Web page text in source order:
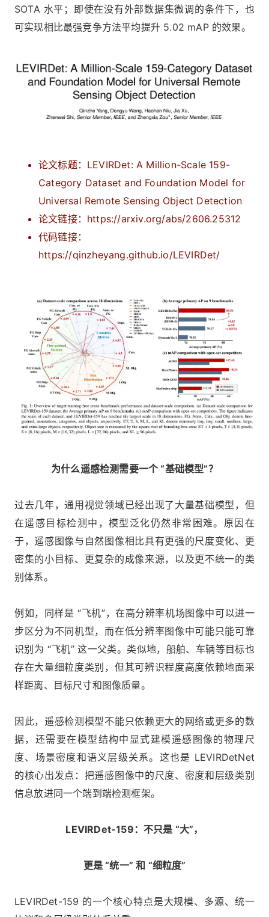
SOTA 水平；即使在没有外部数据集微调的条件下，也
可实现相比最强竞争方法平均提升 5.02 mAP 的效果。
论文标题：LEVIRDet: A Million-Scale 159-
Category Dataset and Foundation Model for
Universal Remote Sensing Object Detection
论文链接：https://arxiv.org/abs/2606.25312
代码链接：
https://qinzheyang.github.io/LEVIRDet/
为什么遥感检测需要一个 “基础模型”？
过去几年，通用视觉领域已经出现了大量基础模型，但
在遥感目标检测中，模型泛化仍然非常困难。原因在
于，遥感图像与自然图像相比具有更强的尺度变化、更
密集的小目标、更复杂的成像来源，以及更不统一的类
别体系。
例如，同样是 “飞机”，在高分辨率机场图像中可以进一
步区分为不同机型，而在低分辨率图像中可能只能可靠
识别为 “飞机” 这一父类。类似地，船舶、车辆等目标也
存在大量细粒度类别，但其可辨识程度高度依赖地面采
样距离、目标尺寸和图像质量。
因此，遥感检测模型不能只依赖更大的网络或更多的数
据，还需要在模型结构中显式建模遥感图像的物理尺
度、场景密度和语义层级关系。这也是 LEVIRDetNet
的核心出发点：把遥感图像中的尺度、密度和层级类别
信息放进同一个端到端检测框架。
LEVIRDet-159：不只是 “大”，
更是 “统一” 和 “细粒度”
LEVIRDet-159 的一个核心特点是大规模、多源、统一